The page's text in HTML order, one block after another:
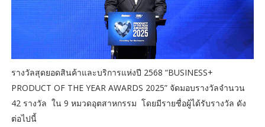
รางวัลสุดยอดสินค้าและบริการแห่งปี 2568 “BUSINESS+
PRODUCT OF THE YEAR AWARDS 2025” จัดมอบรางวัลจำนวน
42 รางวัล ใน 9 หมวดอุตสาหกรรม โดยมีรายชื่อผู้ได้รับรางวัล ดัง
ต่อไปนี้